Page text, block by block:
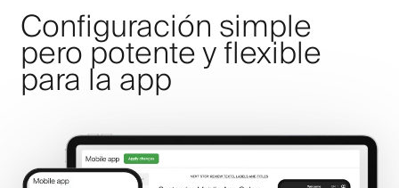
Configuración simple
pero potente y flexible
para la app